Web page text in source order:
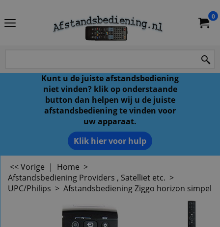
0
Kunt u de juiste afstandsbediening
niet vinden? klik op onderstaande
button dan helpen wij u de juiste
afstandsbediening te vinden voor
uw apparaat.
Klik hier voor hulp
<< Vorige | Home >
Afstandsbediening Providers , Satelliet etc. >
UPC/Philips > Afstandsbediening Ziggo horizon simpel